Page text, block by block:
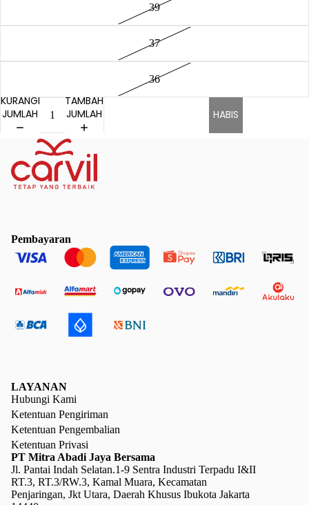
39
37
36
KURANGI
JUMLAH
TAMBAH
JUMLAH
HABIS
Pembayaran
LAYANAN
Hubungi Kami
Ketentuan Pengiriman
Ketentuan Pengembalian
Ketentuan Privasi
PT Mitra Abadi Jaya Bersama
Jl. Pantai Indah Selatan.1-9 Sentra Industri Terpadu I&II
RT.3, RT.3/RW.3, Kamal Muara, Kecamatan
Penjaringan, Jkt Utara, Daerah Khusus Ibukota Jakarta